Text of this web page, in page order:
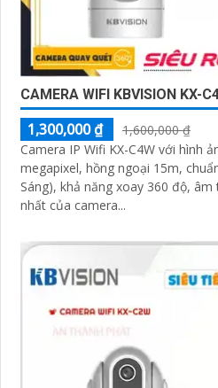
CAMERA WIFI KBVISION KX-
1,300,000 ₫
1,600,000 ₫
Camera IP Wifi KX-C4W với hình
megapixel, hồng ngoại 15m,
Sáng), khả năng xoay 360 độ, âm thanh và loa. Ưu điểm lớn
nhất của camera...